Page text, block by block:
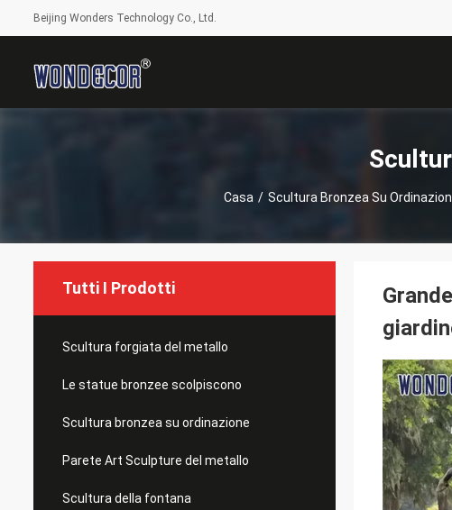
Beijing Wonders Technology Co., Ltd.
Casa / Scultura Bronzea Su
Tutti I Prodotti
Scultura forgiata del metallo
Le statue bronzee scolpiscono
Scultura bronzea su ordinazione
Parete Art Sculpture del metallo
Scultura della fontana